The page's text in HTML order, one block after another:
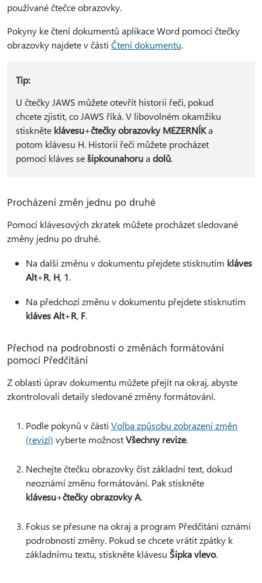
používané čtečce obrazovky.
Pokyny ke čtení dokumentů aplikace Word pomocí čtečky
obrazovky najdete v části Čtení dokumentu.
Tip:
U čtečky JAWS můžete otevřít historii řeči, pokud
chcete zjistit, co JAWS říká. V libovolném okamžiku
stiskněte klávesu+čtečky obrazovky MEZERNÍKa
potom klávesu H. Historii řeči můžete procházet
pomocí kláves sešipkounahorua dolů.
Procházení změn jednu po druhé
Pomocí klávesových zkratek můžete procházet sledované
změny jednu po druhé.
Na další změnu v dokumentu přejdete stisknutím kláves
Alt+R, H, 1.
Na předchozí změnu v dokumentu přejdete stisknutím
kláves Alt+R, F.
Přechod na podrobnosti o změnách formátování
pomocí Předčítání
Z oblasti úprav dokumentu můžete přejít na okraj, abyste
zkontrolovali detaily sledované změny formátování.
Podle pokynů v části Volba způsobu zobrazení změn
(revizí) vyberte možnostVšechny revize.
Nechejte čtečku obrazovky číst základní text, dokud
neoznámí změnu formátování. Pak stiskněte
klávesu+čtečky obrazovky A.
Fokus se přesune na okraj a program Předčítání oznámí
podrobnosti změny. Pokud se chcete vrátit zpátky k
základnímu textu, stiskněte klávesu Šipka vlevo.